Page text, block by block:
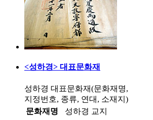
<성하경> 대표문화재
성하경 대표문화재(문화재명,
지정번호, 종류, 연대, 소재지)
문화재명
성하경 교지